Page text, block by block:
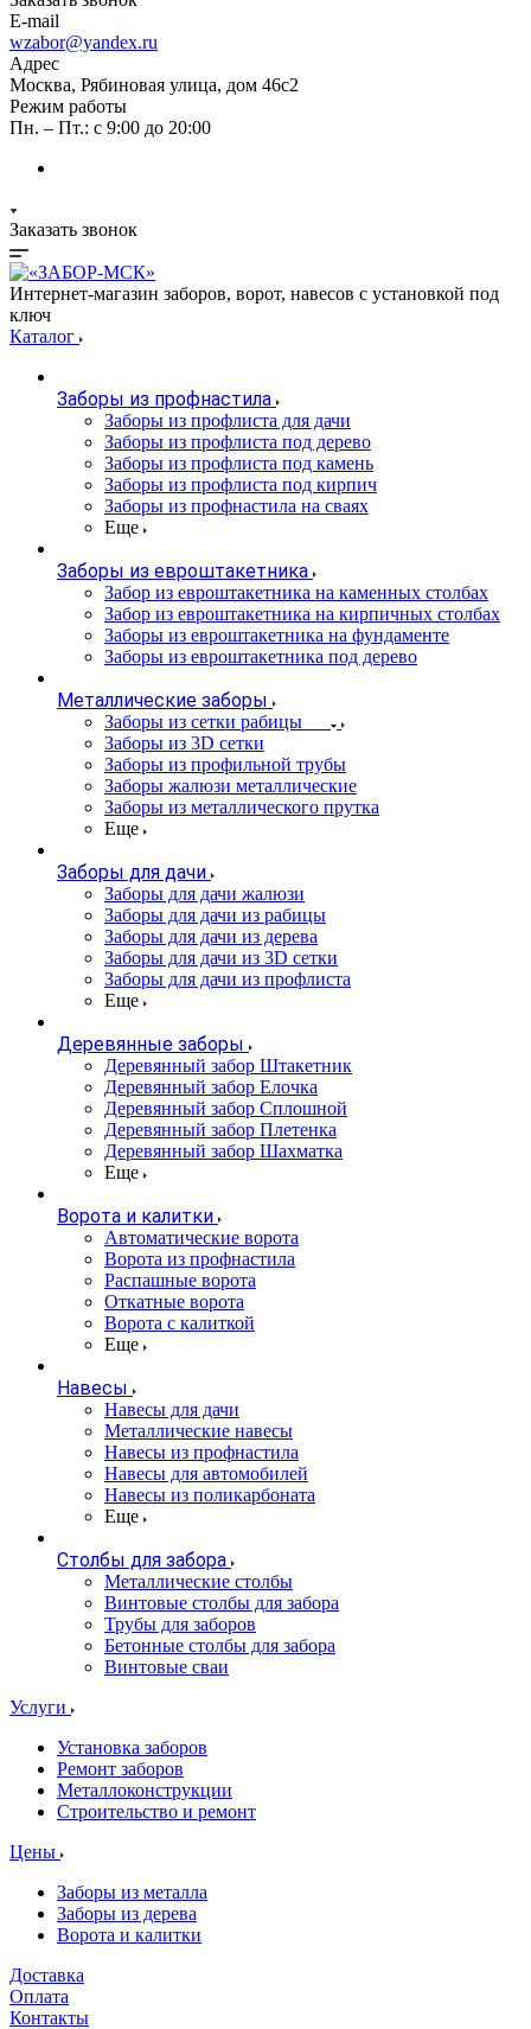
E-mail
wzabor@yandex.ru
Адрес
Москва, Рябиновая улица, дом 46с2
Режим работы
Пн. – Пт.: с 9:00 до 20:00
Заказать звонок
Интернет-магазин заборов, ворот, навесов с установкой под
ключ
Каталог
Заборы из профнастила
Заборы из профлиста для дачи
Заборы из профлиста под дерево
Заборы из профлиста под камень
Заборы из профлиста под кирпич
Заборы из профнастила на сваях
Еще
Заборы из евроштакетника
Забор из евроштакетника на каменных столбах
Забор из евроштакетника на кирпичных столбах
Заборы из евроштакетника на фундаменте
Заборы из евроштакетника под дерево
Металлические заборы
Заборы из сетки рабицы
Заборы из 3D сетки
Заборы из профильной трубы
Заборы жалюзи металлические
Заборы из металлического прутка
Еще
Заборы для дачи
Заборы для дачи жалюзи
Заборы для дачи из рабицы
Заборы для дачи из дерева
Заборы для дачи из 3D сетки
Заборы для дачи из профлиста
Еще
Деревянные заборы
Деревянный забор Штакетник
Деревянный забор Елочка
Деревянный забор Сплошной
Деревянный забор Плетенка
Деревянный забор Шахматка
Еще
Ворота и калитки
Автоматические ворота
Ворота из профнастила
Распашные ворота
Откатные ворота
Ворота с калиткой
Еще
Навесы
Навесы для дачи
Металлические навесы
Навесы из профнастила
Навесы для автомобилей
Навесы из поликарбоната
Еще
Столбы для забора
Металлические столбы
Винтовые столбы для забора
Трубы для заборов
Бетонные столбы для забора
Винтовые сваи
Услуги
Установка заборов
Ремонт заборов
Металлоконструкции
Строительство и ремонт
Цены
Заборы из металла
Заборы из дерева
Ворота и калитки
Доставка
Оплата
Контакты